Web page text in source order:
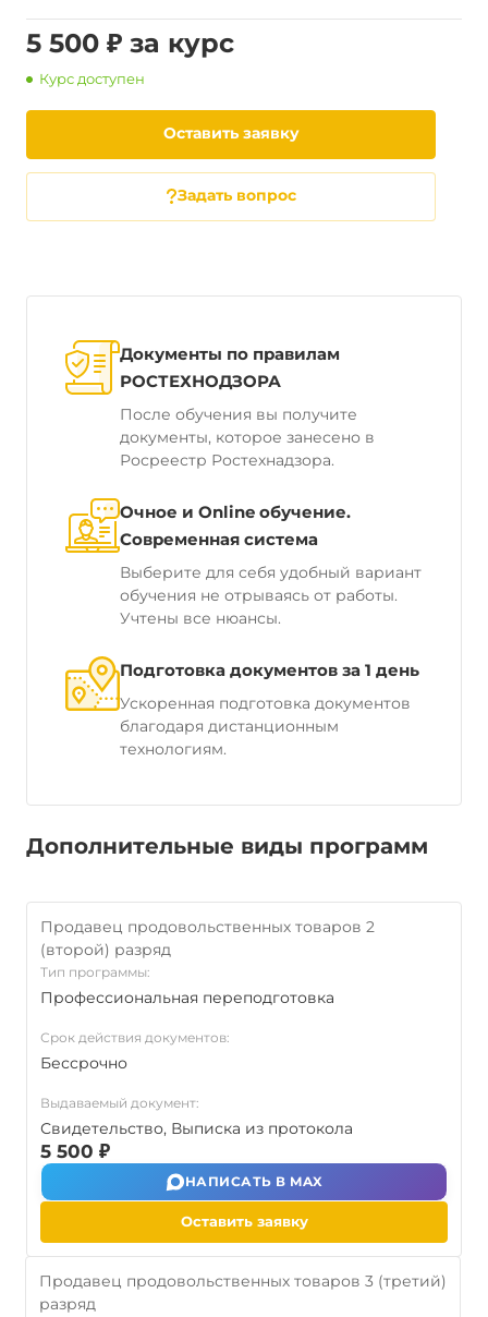
5 500 ₽ за курс
Курс доступен
Оставить заявку
Задать вопрос
Документы по правилам
РОСТЕХНОДЗОРА
После обучения вы получите
документы, которое занесено в
Росреестр Ростехнадзора.
Очное и Online обучение.
Современная система
Выберите для себя удобный вариант
обучения не отрываясь от работы.
Учтены все нюансы.
Подготовка документов за 1 день
Ускоренная подготовка документов
благодаря дистанционным
технологиям.
Дополнительные виды программ
Продавец продовольственных товаров 2
(второй) разряд
Тип программы:
Профессиональная переподготовка
Срок действия документов:
Бессрочно
Выдаваемый документ:
Свидетельство, Выписка из протокола
5 500 ₽
НАПИСАТЬ В MAX
Оставить заявку
Продавец продовольственных товаров 3 (третий)
разряд